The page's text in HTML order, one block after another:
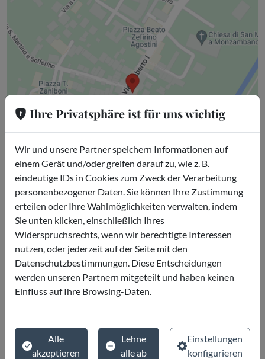
★★★★★
(246Rezensionen)
Ihre Privatsphäre ist für uns wichtig
Wir und unsere Partner speichern Informationen auf
einem Gerät und/oder greifen darauf zu, wie z. B.
eindeutige IDs in Cookies zum Zweck der Verarbeitung
personenbezogener Daten. Sie können Ihre Zustimmung
erteilen oder Ihre Wahlmöglichkeiten verwalten, indem
Sie unten klicken, einschließlich Ihres
Widerspruchsrechts, wenn wir berechtigte Interessen
nutzen, oder jederzeit auf der Seite mit den
Datenschutzbestimmungen. Diese Entscheidungen
werden unseren Partnern mitgeteilt und haben keinen
Einfluss auf Ihre Browsing-Daten.
Alle
akzeptieren
Lehne
alle ab
Einstellungen
konfigurieren